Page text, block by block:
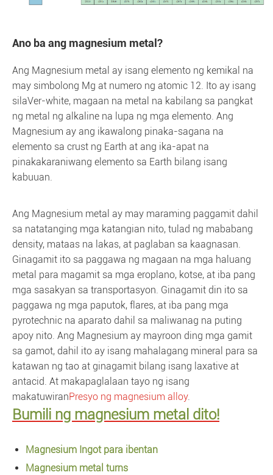
Ano ba ang magnesium metal?
Ang Magnesium metal ay isang elemento ng kemikal na
may simbolong Mg at numero ng atomic 12. Ito ay isang
silaVer-white, magaan na metal na kabilang sa pangkat
ng metal ng alkaline na lupa ng mga elemento. Ang
Magnesium ay ang ikawalong pinaka-sagana na
elemento sa crust ng Earth at ang ika-apat na
pinakakaraniwang elemento sa Earth bilang isang
kabuuan.
Ang Magnesium metal ay may maraming paggamit dahil
sa natatanging mga katangian nito, tulad ng mababang
density, mataas na lakas, at paglaban sa kaagnasan.
Ginagamit ito sa paggawa ng magaan na mga haluang
metal para magamit sa mga eroplano, kotse, at iba pang
mga sasakyan sa transportasyon. Ginagamit din ito sa
paggawa ng mga paputok, flares, at iba pang mga
pyrotechnic na aparato dahil sa maliwanag na puting
apoy nito. Ang Magnesium ay mayroon ding mga gamit
sa gamot, dahil ito ay isang mahalagang mineral para sa
katawan ng tao at ginagamit bilang isang laxative at
antacid. At makapaglalaan tayo ng isang
makatuwiranPresyo ng magnesium alloy.
Bumili ng magnesium metal dito!
Magnesium Ingot para ibentan
Magnesium metal turns